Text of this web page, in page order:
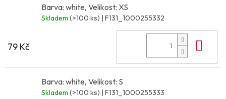
Barva: white, Velikost: XS
Skladem (>100 ks) | F131_1000255332
79 Kč
Barva: white, Velikost: S
Skladem (>100 ks) | F131_1000255333